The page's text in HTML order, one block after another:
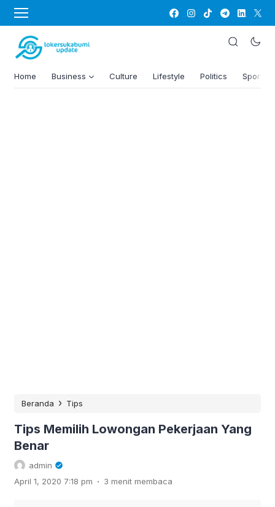
Home Business Culture Lifestyle Politics Sports
Beranda › Tips
Tips Memilih Lowongan Pekerjaan Yang
Benar
admin
April 1, 2020 7:18 pm . 3 menit membaca